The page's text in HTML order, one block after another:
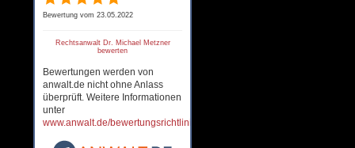
Bewertung vom 23.05.2022
Rechtsanwalt Dr. Michael Metzner
bewerten
Bewertungen werden von
anwalt.de nicht ohne Anlass
überprüft. Weitere Informationen
unter
www.anwalt.de/bewertungsrichtlinien